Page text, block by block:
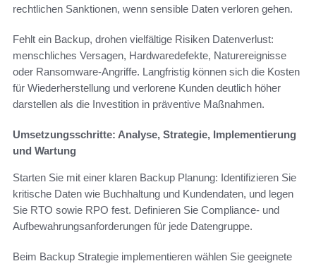
rechtlichen Sanktionen, wenn sensible Daten verloren gehen.
Fehlt ein Backup, drohen vielfältige Risiken Datenverlust:
menschliches Versagen, Hardwaredefekte, Naturereignisse
oder Ransomware-Angriffe. Langfristig können sich die Kosten
für Wiederherstellung und verlorene Kunden deutlich höher
darstellen als die Investition in präventive Maßnahmen.
Umsetzungsschritte: Analyse, Strategie, Implementierung
und Wartung
Starten Sie mit einer klaren Backup Planung: Identifizieren Sie
kritische Daten wie Buchhaltung und Kundendaten, und legen
Sie RTO sowie RPO fest. Definieren Sie Compliance‑ und
Aufbewahrungsanforderungen für jede Datengruppe.
Beim Backup Strategie implementieren wählen Sie geeignete